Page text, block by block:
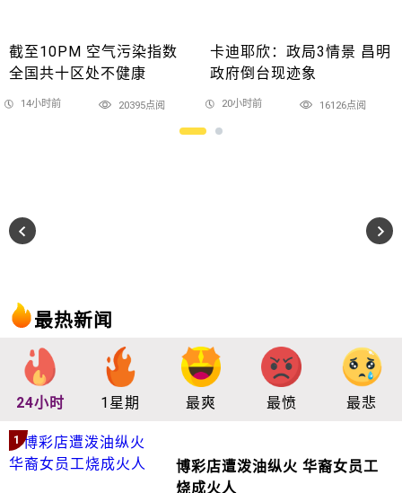
截至10PM 空气污染指数
全国共十区处不健康
14小时前 20395点阅
卡迪耶欣：政局3情景 昌明
政府倒台现迹象
20小时前 16126点阅
最热新闻
24小时 1星期 最爽 最愤 最悲
1
博彩店遭泼油纵火 华裔女员工
烧成火人